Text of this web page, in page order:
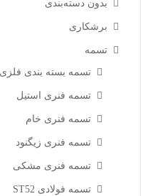
بدون دسته‌بندی
برشکاری
تسمه
تسمه بسته بندی فلزی
تسمه فنری استیل
تسمه فنری خام
تسمه فنری زیگنود
تسمه فنری مشکی
تسمه فولادی ST52